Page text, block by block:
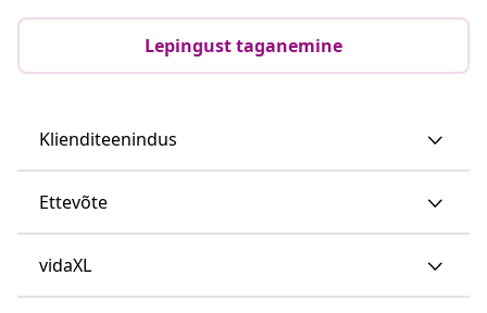
Lepingust taganemine
Klienditeenindus
Ettevõte
vidaXL